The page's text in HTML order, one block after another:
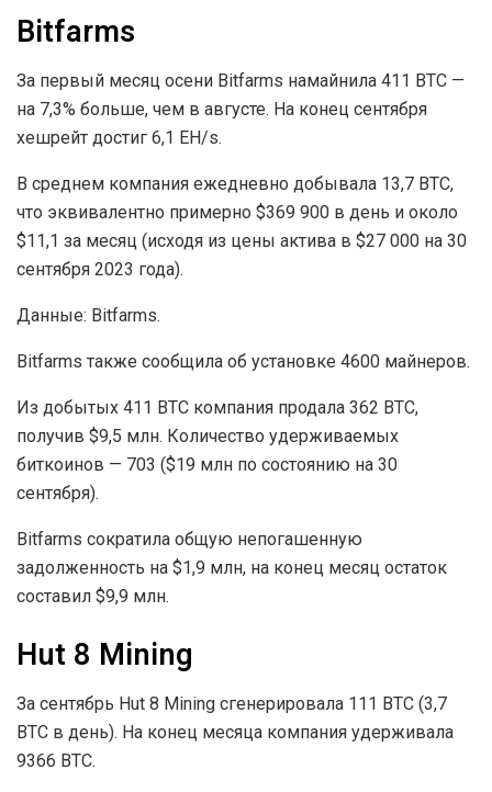
Bitfarms
За первый месяц осени Bitfarms намайнила 411 BTC —
на 7,3% больше, чем в августе. На конец сентября
хешрейт достиг 6,1 EH/s.
В среднем компания ежедневно добывала 13,7 BTC,
что эквивалентно примерно $369 900 в день и около
$11,1 за месяц (исходя из цены актива в $27 000 на 30
сентября 2023 года).
Данные: Bitfarms.
Bitfarms также сообщила об установке 4600 майнеров.
Из добытых 411 BTC компания продала 362 BTC,
получив $9,5 млн. Количество удерживаемых
биткоинов — 703 ($19 млн по состоянию на 30
сентября).
Bitfarms сократила общую непогашенную
задолженность на $1,9 млн, на конец месяц остаток
составил $9,9 млн.
Hut 8 Mining
За сентябрь Hut 8 Mining сгенерировала 111 BTC (3,7
BTC в день). На конец месяца компания удерживала
9366 BTC.